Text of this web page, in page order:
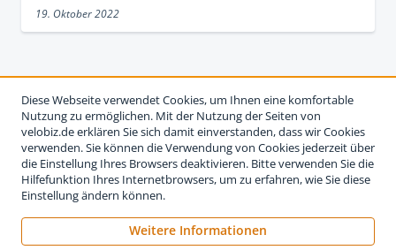
19. Oktober 2022
Diese Webseite verwendet Cookies, um Ihnen eine komfortable
Nutzung zu ermöglichen. Mit der Nutzung der Seiten von
velobiz.de erklären Sie sich damit einverstanden, dass wir Cookies
verwenden. Sie können die Verwendung von Cookies jederzeit über
die Einstellung Ihres Browsers deaktivieren. Bitte verwenden Sie die
Hilfefunktion Ihres Internetbrowsers, um zu erfahren, wie Sie diese
Einstellung ändern können.
Weitere Informationen
Impressum Nutzungsbedingungen Datenschutzerklärung